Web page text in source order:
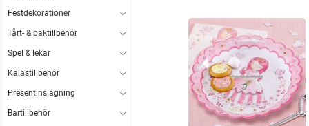
Festdekorationer
Tårt- & baktillbehör
Spel & lekar
Kalastillbehör
Presentinslagning
Bartillbehör